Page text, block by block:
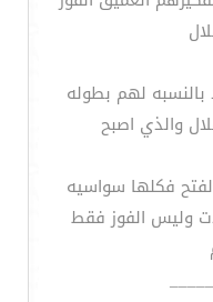
لهم بطوله
والذي اصبح
فكلها سواسيه
وليس الفوز فقط